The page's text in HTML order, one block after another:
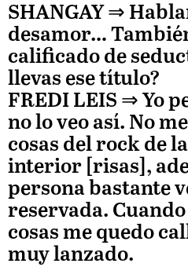
SHANGAY ⇒
desamor…
calificado de
llevas ese título?
FREDI LEIS ⇒ Yo
no lo veo así. No
cosas del rock de
interior [risas],
persona bastante
reservada.
cosas me quedo
muy lanzado.